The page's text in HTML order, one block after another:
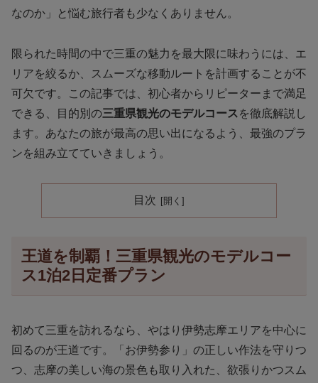
なのか」と悩む旅行者も少なくありません。
限られた時間の中で三重の魅力を最大限に味わうには、エ
リアを絞るか、スムーズな移動ルートを計画することが不
可欠です。この記事では、初心者からリピーターまで満足
できる、目的別の三重県観光のモデルコース を徹底解説し
ます。あなたの旅が最高の思い出になるよう、最強のプラ
ンを組み立てていきましょう。
目次
王道を制覇！三重県観光のモデルコー
ス1泊2日定番プラン
初めて三重を訪れるなら、やはり伊勢志摩エリアを中心に
回るのが王道です。「お伊勢参り」の正しい作法を守りつ
つ、志摩の美しい海の景色も取り入れた、欲張りかつスム